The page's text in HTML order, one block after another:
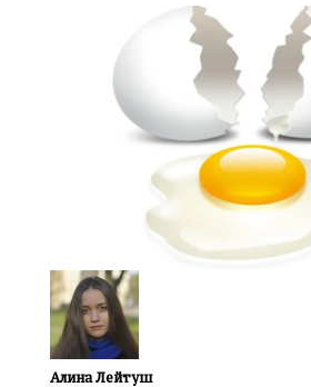
Алина Лейтуш